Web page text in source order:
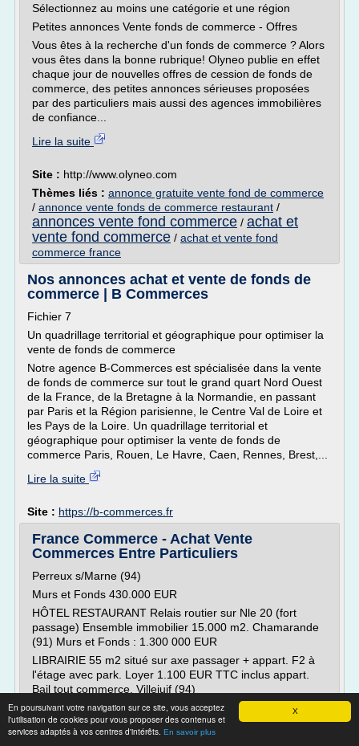
X
En poursuivant votre navigation sur ce site, vous acceptez
l'utilisation de cookies pour vous proposer des contenus et
services adaptés à vos centres d'intérêts. En savoir plus
Sélectionnez au moins une catégorie et une région
Petites annonces Vente fonds de commerce - Offres
Vous êtes à la recherche d'un fonds de commerce ? Alors
vous êtes dans la bonne rubrique! Olyneo publie en effet
chaque jour de nouvelles offres de cession de fonds de
commerce, des petites annonces sérieuses proposées
par des particuliers mais aussi des agences immobilières
de confiance...
Lire la suite
Site : http://www.olyneo.com
Thèmes liés : annonce gratuite vente fond de commerce
/ annonce vente fonds de commerce restaurant /
annonces vente fond commerce / achat et
vente fond commerce / achat et vente fond
commerce france
Nos annonces achat et vente de fonds de
commerce | B Commerces
Fichier 7
Un quadrillage territorial et géographique pour optimiser la
vente de fonds de commerce
Notre agence B-Commerces est spécialisée dans la vente
de fonds de commerce sur tout le grand quart Nord Ouest
de la France, de la Bretagne à la Normandie, en passant
par Paris et la Région parisienne, le Centre Val de Loire et
les Pays de la Loire. Un quadrillage territorial et
géographique pour optimiser la vente de fonds de
commerce Paris, Rouen, Le Havre, Caen, Rennes, Brest,...
Lire la suite
Site : https://b-commerces.fr
France Commerce - Achat Vente
Commerces Entre Particuliers
Perreux s/Marne (94)
Murs et Fonds 430.000 EUR
HÔTEL RESTAURANT Relais routier sur Nle 20 (fort
passage) Ensemble immobilier 15.000 m2. Chamarande
(91) Murs et Fonds : 1.300 000 EUR
LIBRAIRIE 55 m2 situé sur axe passager + appart. F2 à
l'étage avec park. Loyer 1.100 EUR TTC inclus appart.
Bail tout commerce. Villejuif (94)
Fonds ou DAB : 88.000 EUR
RESTAURATION RAPIDE